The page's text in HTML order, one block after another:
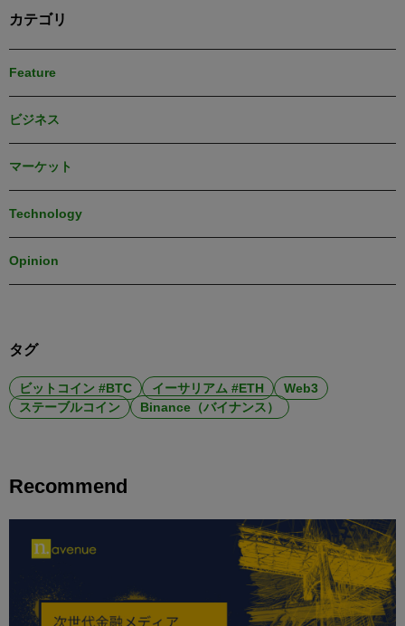
カテゴリ
Feature
ビジネス
マーケット
Technology
Opinion
タグ
ビットコイン #BTC イーサリアム #ETH
Web3
ステーブルコイン
Binance（バイナンス）
Recommend